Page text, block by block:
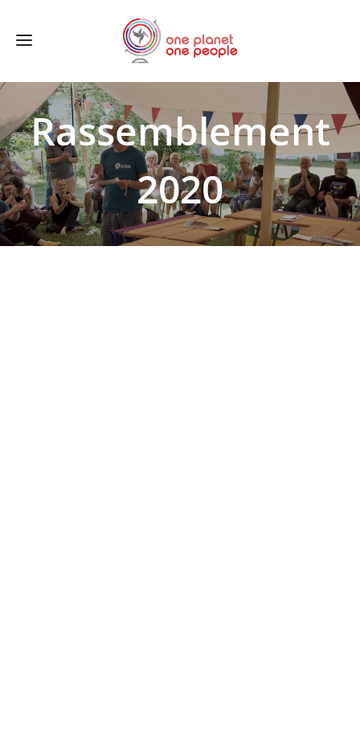
Rassemblement
2020